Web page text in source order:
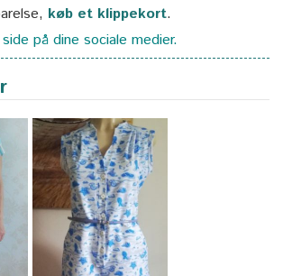
køb et klippekort.
på dine sociale medier.